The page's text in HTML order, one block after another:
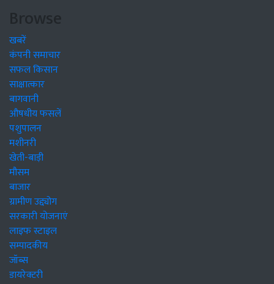
Browse
खबरें
कंपनी समाचार
सफल किसान
साक्षात्कार
बागवानी
औषधीय फसलें
पशुपालन
मशीनरी
खेती-बाड़ी
मौसम
बाजार
ग्रामीण उद्द्योग
सरकारी योजनाएं
लाइफ स्टाइल
सम्पादकीय
जॉब्स
डायरेक्टरी